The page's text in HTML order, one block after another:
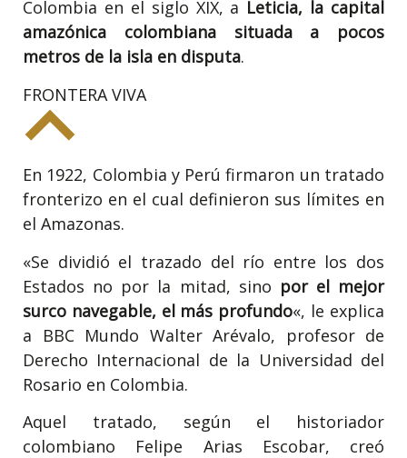
Colombia en el siglo XIX, a Leticia, la capital
amazónica colombiana situada a pocos
metros de la isla en disputa.
FRONTERA VIVA
En 1922, Colombia y Perú firmaron un tratado
fronterizo en el cual definieron sus límites en
el Amazonas.
«Se dividió el trazado del río entre los dos
Estados no por la mitad, sino por el mejor
surco navegable, el más profundo«, le explica
a BBC Mundo Walter Arévalo, profesor de
Derecho Internacional de la Universidad del
Rosario en Colombia.
Aquel tratado, según el historiador
colombiano Felipe Arias Escobar, creó